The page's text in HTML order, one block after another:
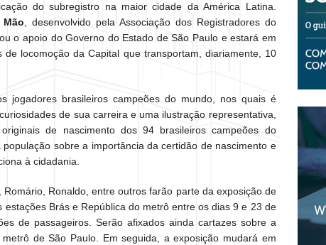
do subregistro na maior cidade da América Latina.
, desenvolvido pela Associação dos Registradores do
o apoio do Governo do Estado de São Paulo e estará em
locomoção da Capital que transportam, diariamente, 10
jogadores brasileiros campeões do mundo, nos quais é
de sua carreira e uma ilustração representativa,
de nascimento dos 94 brasileiros campeões do
sobre a importância da certidão de nascimento e
à cidadania.
Ronaldo, entre outros farão parte da exposição de
Brás e República do metrô entre os dias 9 e 23 de
de passageiros. Serão afixados ainda cartazes sobre a
de São Paulo. Em seguida, a exposição mudará em